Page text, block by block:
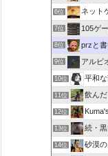
6位 ネット
7位 105ゲ
8位 przと書
9位 アルビ
10位 平和
11位 飲ん
12位
13位 続・
14位 砂漠